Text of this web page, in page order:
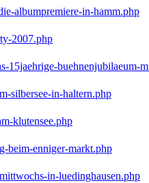
albumpremiere-in-hamm.php
2007.php
15jaehrige-buehnenjubilaeum-
silbersee-in-haltern.php
klutensee.php
beim-enniger-markt.php
in-luedinghausen.php